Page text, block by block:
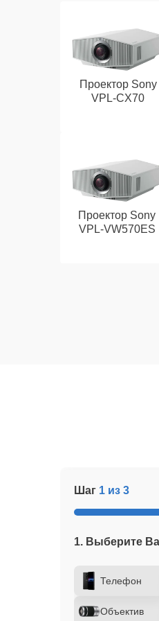
Проектор Sony
VPL‑CX70
Проектор Sony
VPL‑VW570ES
Шаг 1 из 3
1. Выберите
Телефон
Объектив